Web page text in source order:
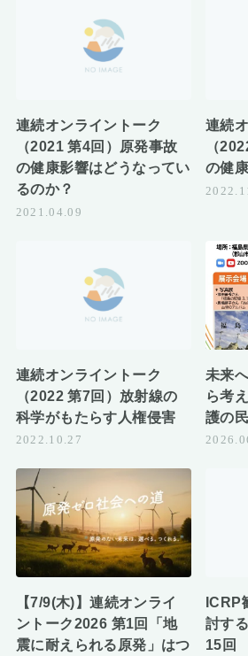
連続オンライントーク
（2021 第4回）原発事故
の健康影響はどうなってい
るのか？
2021.04.09
連続
（
の健
連続オンライントーク
（2022 第7回）放射線の
科学がもたらす人権侵害
2022.10.27
未来
ら考
護の
【7/9(木)】連続オンライ
ントーク2026 第1回「地
震に耐えられる原発」はつ
ICRP
討す
15回